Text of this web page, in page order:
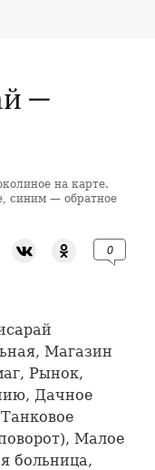
—
на карте.
синим — обратное
0
Магазин
Рынок,
Дачное
Малое
больница,